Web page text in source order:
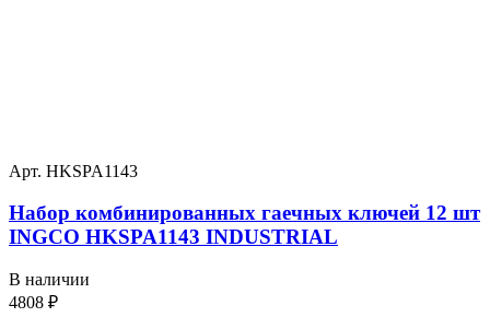
Арт. HKSPA1143
Набор комбинированных гаечных ключей 12 шт
INGCO HKSPA1143 INDUSTRIAL
В наличии
4808 ₽